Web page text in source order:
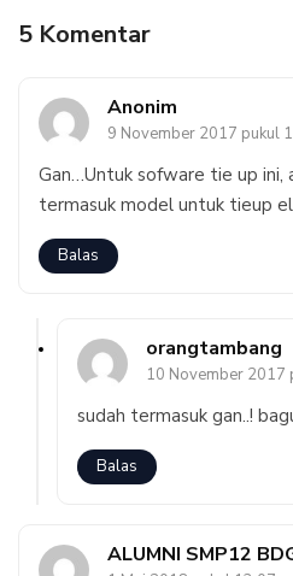
5 Komentar
Anonim
9 November 2017 pukul
Gan…Untuk sofware tie up ini,
termasuk model untuk tieup
Balas
orangtambang
10 November 2017
sudah termasuk gan..!
Balas
ALUMNI SMP12